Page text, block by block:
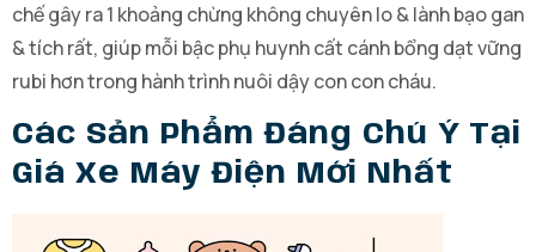
chế gây ra 1 khoảng chừng không chuyên lo & lành bạo gan
& tích rất, giúp mỗi bậc phụ huynh cất cánh bổng dạt vững
rubi hơn trong hành trình nuôi dậy con con cháu.
Các Sản Phẩm Đáng Chú Ý Tại
Giá Xe Máy Điện Mới Nhất